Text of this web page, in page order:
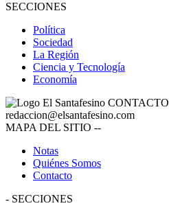
SECCIONES
Política
Sociedad
La Región
Ciencia y Tecnología
Economía
CONTACTO
redaccion@elsantafesino.com
MAPA DEL SITIO --
Notas
Quiénes Somos
Contacto
- SECCIONES